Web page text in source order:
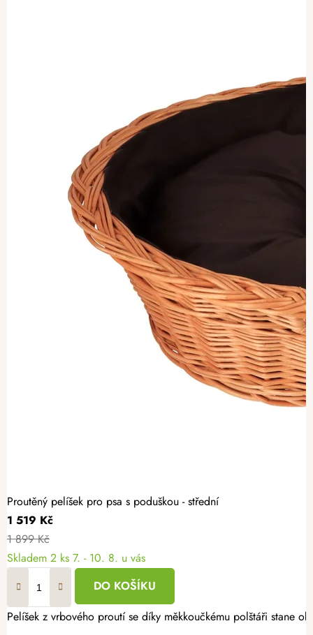
Proutěný pelíšek pro psa s poduškou - střední
1 519 Kč
1 899 Kč
Skladem 2 ks 7. - 10. 8. u vás
DO KOŠÍKU
Pelíšek z vrbového proutí se díky měkkoučkému polštáři stane